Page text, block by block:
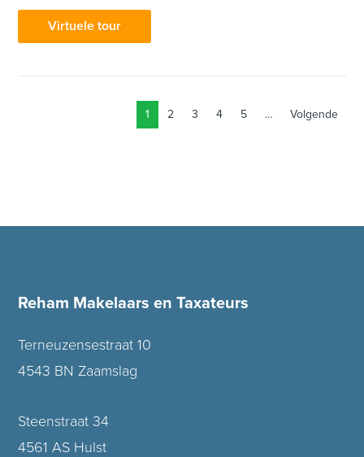
Virtuele tour
1 2 3 4 5 … Volgende
Reham Makelaars en Taxateurs
Terneuzensestraat 10
4543 BN Zaamslag
Steenstraat 34
4561 AS Hulst